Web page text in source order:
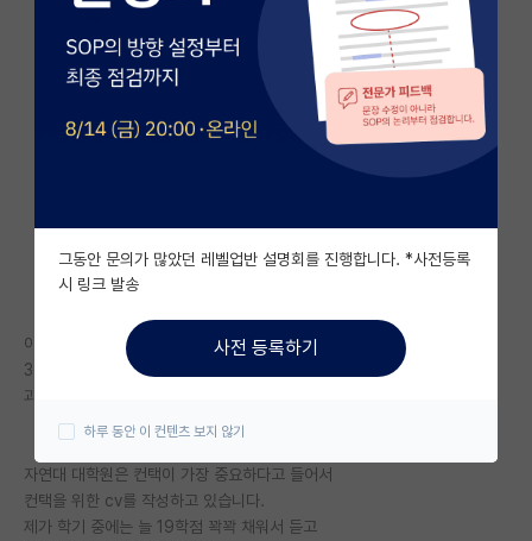
커뮤니티 홈
전체글보기
베스트 게시판
자유 게시판(아무개랩)
미국 유학 게시판
미국 대학원 합격 후기 게시판
대학원생 모집 게시판
연구실(PI) 홍보 게시판
석박사 채용 정보 게시판
이화여자대학교
3.74/4.3
과학교육과에서 자연대 대학원 진학 예정
자연대 대학원은 컨택이 가장 중요하다고 들어서
컨택을 위한 cv를 작성하고 있습니다.
제가 학기 중에는 늘 19학점 꽉꽉 채워서 듣고
그동안 문의가 많았던 레벨업반 설명회를 진행합니다. *사전등록
시 링크 발송
사전 등록하기
하루 동안 이 컨텐츠 보지 않기